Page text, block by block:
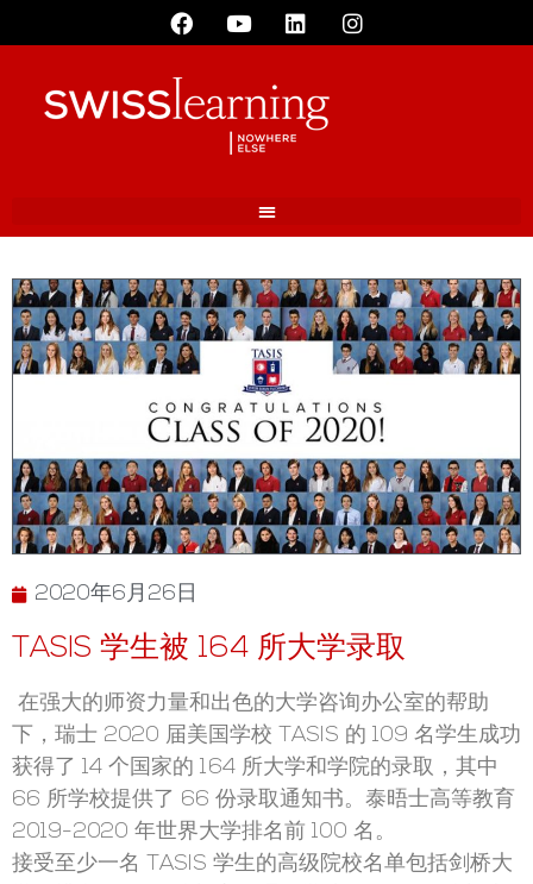
2020年6月26日
TASIS 学生被 164 所大学录取
在强大的师资力量和出色的大学咨询办公室的帮助
下，瑞士 2020 届美国学校 TASIS 的 109 名学生成功
获得了 14 个国家的 164 所大学和学院的录取，其中
66 所学校提供了 66 份录取通知书。泰晤士高等教育
2019-2020 年世界大学排名前 100 名。
接受至少一名 TASIS 学生的高级院校名单包括剑桥大